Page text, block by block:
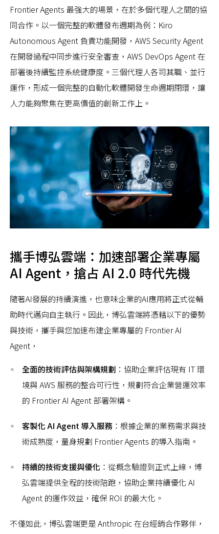
Frontier Agents 最強大的場景，在於多個代理人之間的協
同合作。以一個完整的軟體發布週期為例：Kiro
Autonomous Agent 負責功能開發，AWS Security Agent
在開發過程中同步進行安全審查，AWS DevOps Agent 在
部署後持續監控系統健康度。三個代理人各司其職、並行
運作，形成一個完整的自動化軟體開發生命週期閉環，讓
人力能夠聚焦在更高價值的創新工作上。
攜手博弘雲端：加速部署企業專屬
AI Agent，搶占 AI 2.0 時代先機
隨著AI發展的持續演進，也意味企業的AI應用將正式從輔
助時代邁向自主執行。因此，博弘雲端將憑藉以下的優勢
與技術，攜手與您加速布建企業專屬的 Frontier AI
Agent，
全面的技術評估與架構規劃 ：協助企業評估現有 IT 環
境與 AWS 服務的整合可行性，規劃符合企業營運效率
的 Frontier AI Agent 部署架構。
客製化 AI Agent 導入服務 ：根據企業的業務需求與技
術成熟度，量身規劃 Frontier Agents 的導入指南。
持續的技術支援與優化 ：從概念驗證到正式上線，博
弘雲端提供全程的技術陪跑，協助企業持續優化 AI
Agent 的運作效益，確保 ROI 的最大化。
不僅如此，博弘雲端更是 Anthropic 在台經銷合作夥伴，